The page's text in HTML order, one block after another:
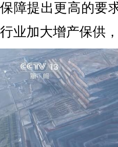
保障提出更高的要
行业加大增产保供